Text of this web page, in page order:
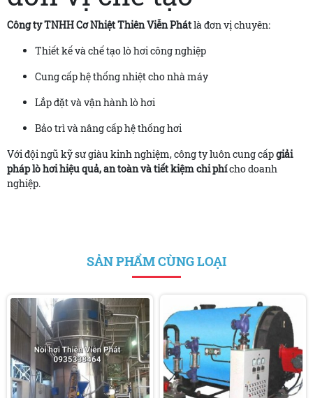
Công ty TNHH Cơ Nhiệt Thiên Viễn Phátlà đơn vị chuyên:
Thiết kế và chế tạo lò hơi công nghiệp
Cung cấp hệ thống nhiệt cho nhà máy
Lắp đặt và vận hành lò hơi
Bảo trì và nâng cấp hệ thống hơi
Với đội ngũ kỹ sư giàu kinh nghiệm, công ty luôn cung cấpgiải
pháp lò hơi hiệu quả, an toàn và tiết kiệm chi phícho doanh
nghiệp.
SẢN PHẨM CÙNG LOẠI